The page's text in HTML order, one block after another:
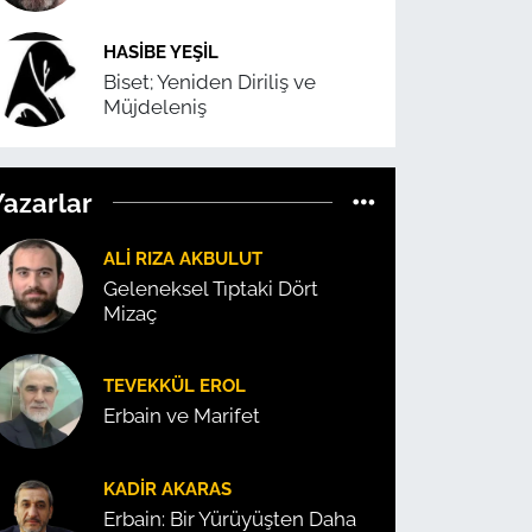
HASIBE YEŞIL
Biset; Yeniden Diriliş ve
Müjdeleniş
ALI RIZA AKBULUT
Geleneksel Tıptaki Dört
Mizaç
TEVEKKÜL EROL
Erbain ve Marifet
KADIR AKARAS
Erbain: Bir Yürüyüşten Daha